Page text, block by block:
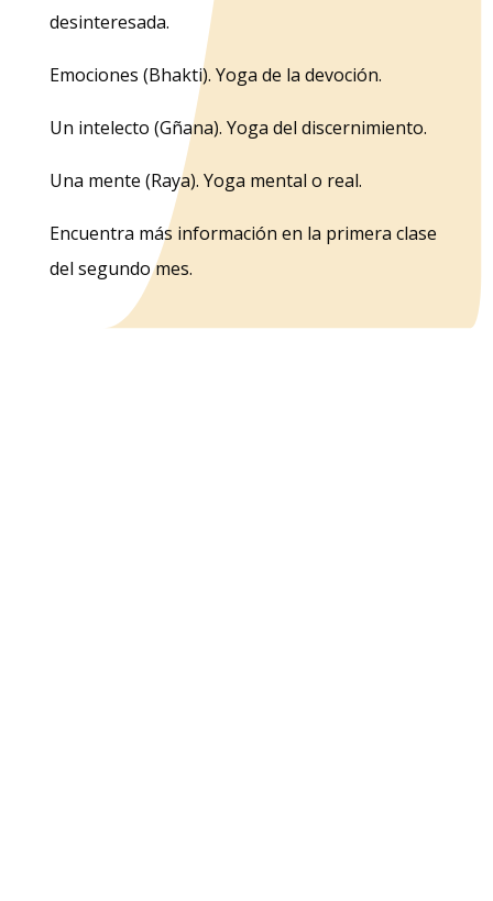
desinteresada.
Emociones (Bhakti). Yoga de la devoción.
Un intelecto (Gñana). Yoga del discernimiento.
Una mente (Raya). Yoga mental o real.
Encuentra más información en la primera clase
del segundo mes.